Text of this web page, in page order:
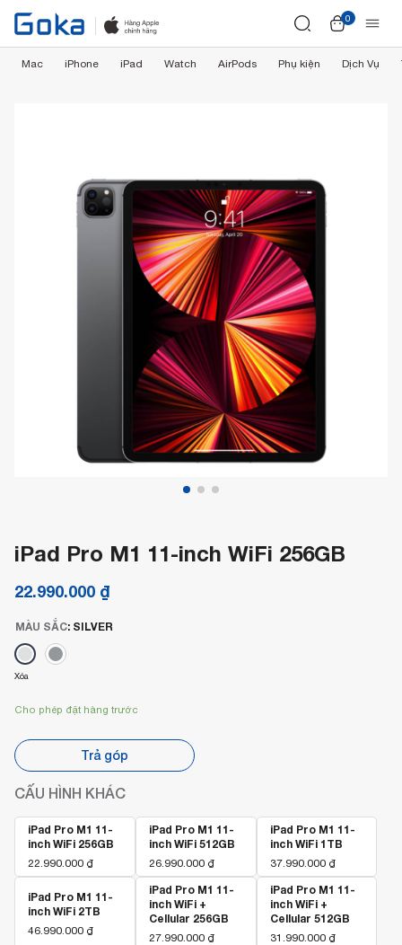
0
Mac iPhone iPad Watch AirPods Phụ kiện Dịch Vụ
iPad Pro M1 11-inch WiFi 256GB
22.990.000 ₫
MÀU SẮC: SILVER
Xóa
Cho phép đặt hàng trước
Trả góp
CẤU HÌNH KHÁC
iPad Pro M1 11-
inch WiFi 256GB
22.990.000 ₫
iPad Pro M1 11-
inch WiFi 512GB
26.990.000 ₫
iPad Pro M1 11-
inch WiFi 1TB
37.990.000 ₫
iPad Pro M1 11-
inch WiFi 2TB
46.990.000 ₫
iPad Pro M1 11-
inch WiFi +
Cellular 256GB
27.990.000 ₫
iPad Pro M1 11-
inch WiFi +
Cellular 512GB
31.990.000 ₫